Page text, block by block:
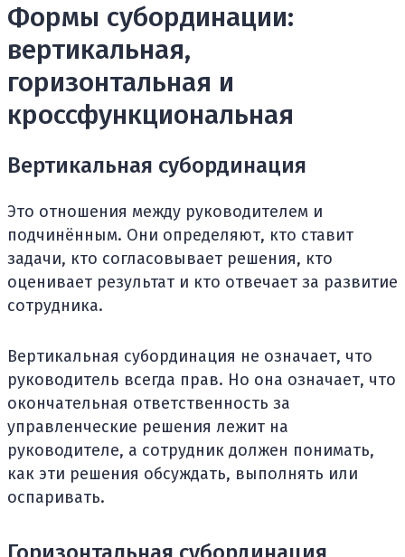
Формы субординации:
вертикальная,
горизонтальная и
кроссфункциональная
Вертикальная субординация
Это отношения между руководителем и
подчинённым. Они определяют, кто ставит
задачи, кто согласовывает решения, кто
оценивает результат и кто отвечает за развитие
сотрудника.
Вертикальная субординация не означает, что
руководитель всегда прав. Но она означает, что
окончательная ответственность за
управленческие решения лежит на
руководителе, а сотрудник должен понимать,
как эти решения обсуждать, выполнять или
оспаривать.